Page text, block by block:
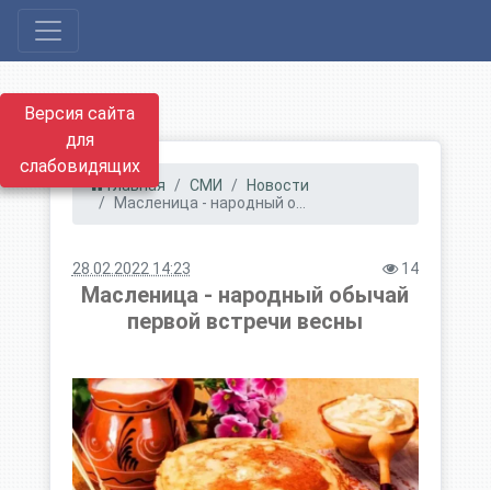
Версия сайта
для
слабовидящих
Главная СМИ
Новости
Масленица - народный о...
28.02.2022 14:23 14
Масленица - народный обычай
первой встречи весны